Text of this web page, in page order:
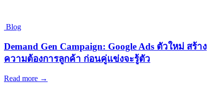
Blog
Demand Gen Campaign: Google Ads ตัวใหม่ สร้าง
ความต้องการลูกค้า ก่อนคู่แข่งจะรู้ตัว
Read more →